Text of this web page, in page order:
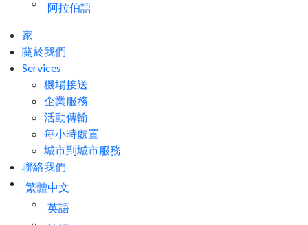
阿拉伯語
家
關於我們
Services
機場接送
企業服務
活動傳輸
每小時處置
城市到城市服務
聯絡我們
繁體中文
英語